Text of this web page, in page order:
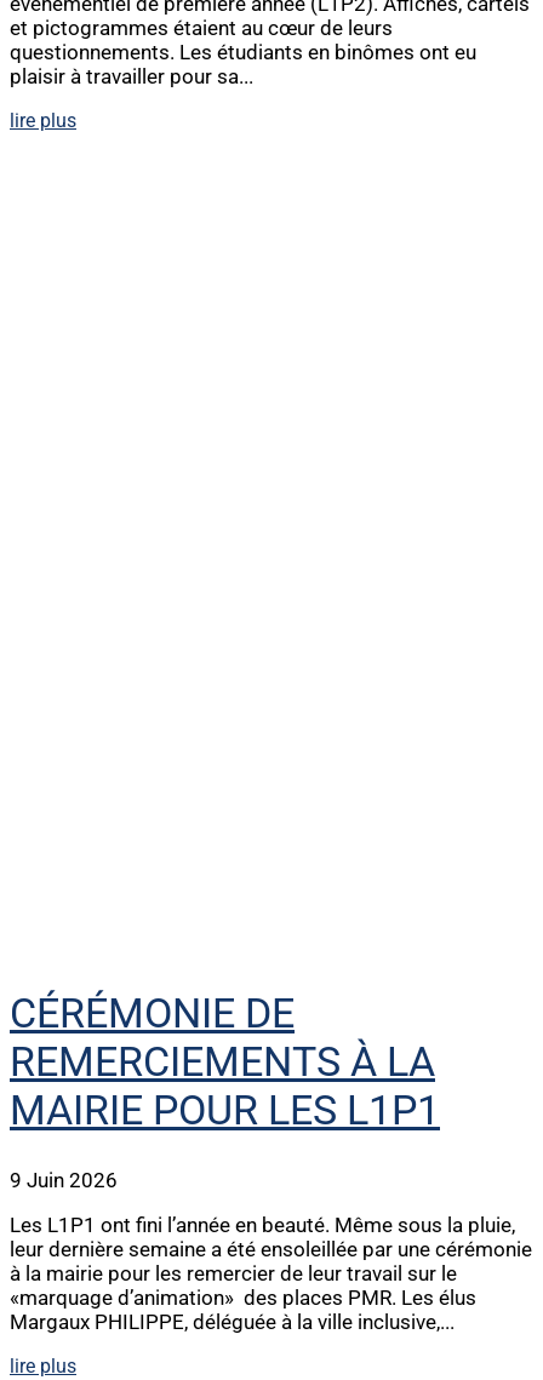
et pictogrammes étaient au cœur de leurs
questionnements. Les étudiants en binômes ont eu
plaisir à travailler pour sa...
lire plus
CÉRÉMONIE DE
REMERCIEMENTS À LA
MAIRIE POUR LES L1P1
9 Juin 2026
Les L1P1 ont fini l’année en beauté. Même sous la pluie,
leur dernière semaine a été ensoleillée par une cérémonie
à la mairie pour les remercier de leur travail sur le
«marquage d’animation» des places PMR. Les élus
Margaux PHILIPPE, déléguée à la ville inclusive,...
lire plus